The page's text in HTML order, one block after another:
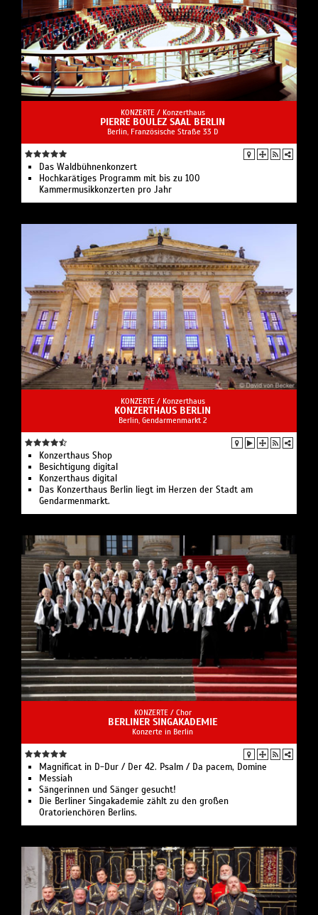
KONZERTE / Konzerthaus
PIERRE BOULEZ SAAL BERLIN
Berlin, Französische Straße 33 D
Das Waldbühnenkonzert
Hochkarätiges Programm mit bis zu 100
Kammermusikkonzerten pro Jahr
KONZERTE / Konzerthaus
KONZERTHAUS BERLIN
Berlin, Gendarmenmarkt 2
Konzerthaus Shop
Besichtigung digital
Konzerthaus digital
Das Konzerthaus Berlin liegt im Herzen der Stadt am
Gendarmenmarkt.
KONZERTE / Chor
BERLINER SINGAKADEMIE
Konzerte in Berlin
Magnificat in D-Dur / Der 42. Psalm / Da pacem, Domine
Messiah
Sängerinnen und Sänger gesucht!
Die Berliner Singakademie zählt zu den großen
Oratorienchören Berlins.